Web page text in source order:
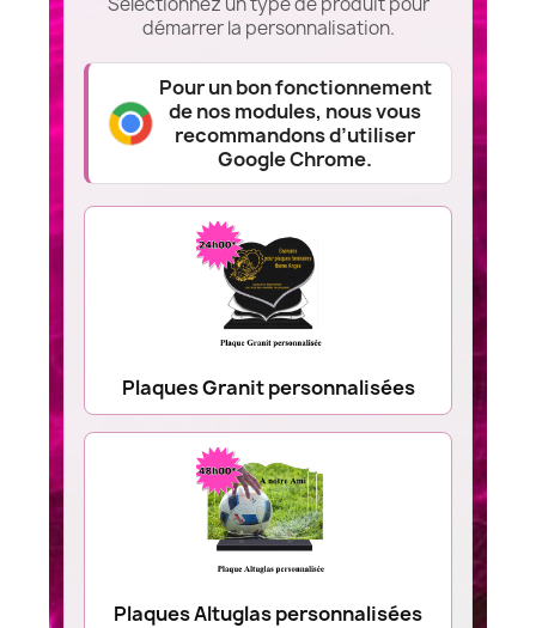
démarrer la personnalisation.
Pour un bon fonctionnement
de nos modules, nous vous
recommandons d’utiliser
Google Chrome.
Plaques Granit personnalisées
Plaques Altuglas personnalisées